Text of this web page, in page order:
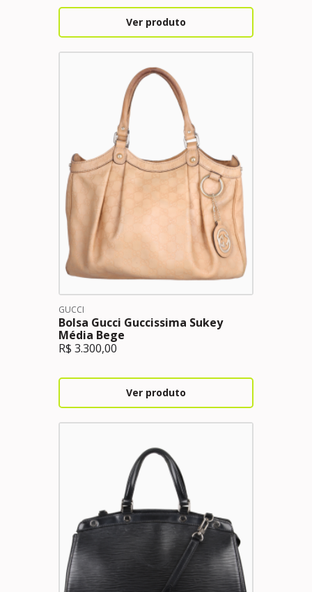
Ver produto
GUCCI
Bolsa Gucci Guccissima Sukey
Média Bege
R$ 3.300,00
Ver produto